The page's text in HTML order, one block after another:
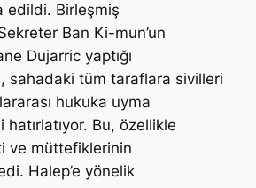
edildi. Birleşmiş
Ban Ki-mun’un
Dujarric yaptığı
sahadaki tüm taraflara sivilleri
hukuka uyma
Bu, özellikle
ve müttefiklerinin
Halep’e yönelik